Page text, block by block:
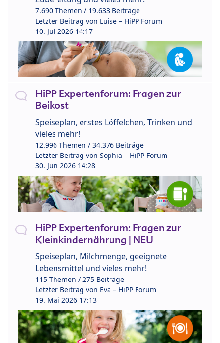
7.690 Themen / 19.633 Beiträge
Letzter Beitrag von Luise – HiPP Forum
10. Jul 2026 14:17
HiPP Expertenforum: Fragen zur
Beikost
Speiseplan, erstes Löffelchen, Trinken und
vieles mehr!
12.996 Themen / 34.376 Beiträge
Letzter Beitrag von Sophia – HiPP Forum
30. Jun 2026 14:28
HiPP Expertenforum: Fragen zur
Kleinkindernährung | NEU
Speiseplan, Milchmenge, geeignete
Lebensmittel und vieles mehr!
115 Themen / 275 Beiträge
Letzter Beitrag von Eva – HiPP Forum
19. Mai 2026 17:13